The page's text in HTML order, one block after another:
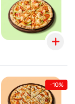
-10%